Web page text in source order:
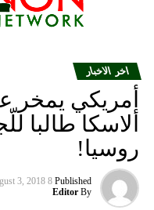
اخر الاخبار
أمريكي يمخر
ألاسكا طالبا
روسيا!
Published
8 years ago
3, 2018
By
Editor